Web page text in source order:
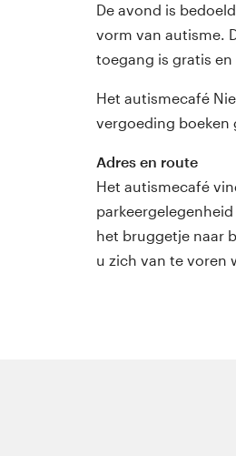
De avond is
vorm van autisme.
toegang is gratis
Het autismecafé
vergoeding boeken
Adres en route
Het autismecafé
het bruggetje naar
u zich van te voren